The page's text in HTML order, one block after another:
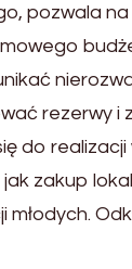
pozwala
rezerwy i
do realizacji
zakup